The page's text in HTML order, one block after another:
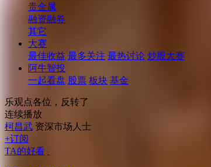
贵金属
融资融券
其它
大赛
最佳收益 最多关注 最热讨论 炒股大赛
阿牛智投
一起看盘 股票 板块 基金
乐观点各位，反转了
连续播放
柯昌武 资深市场人士
+订阅
TA的好看